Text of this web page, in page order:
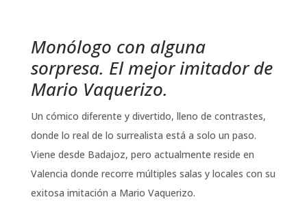
Monólogo con alguna
sorpresa. El mejor imitador de
Mario Vaquerizo.
Un cómico diferente y divertido, lleno de contrastes,
donde lo real de lo surrealista está a solo un paso.
Viene desde Badajoz, pero actualmente reside en
Valencia donde recorre múltiples salas y locales con su
exitosa imitación a Mario Vaquerizo.